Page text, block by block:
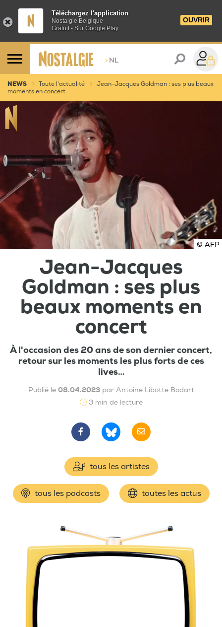
Téléchargez l'application
Nostalgie Belgique
Gratuit - Sur Google Play
OUVRIR
> NL
NEWS Toute l'actualité
Jean-Jacques Goldman : ses plus beaux
moments en concert
© AFP
Jean-Jacques
Goldman : ses plus
beaux moments en
concert
À l'occasion des 20 ans de son dernier concert,
retour sur les moments les plus forts de ces
lives…
Publié le 08.04.2023 par Antoine Libotte Bodart
3 min de lecture
tous les artistes
tous les podcasts toutes les actus